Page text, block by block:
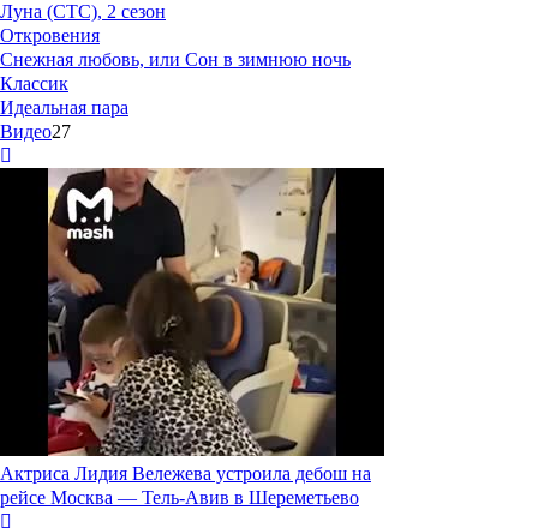
Луна (СТС), 2 сезон
Откровения
Снежная любовь, или Сон в зимнюю ночь
Классик
Идеальная пара
Видео27
Актриса Лидия Вележева устроила дебош на
рейсе Москва — Тель-Авив в Шереметьево